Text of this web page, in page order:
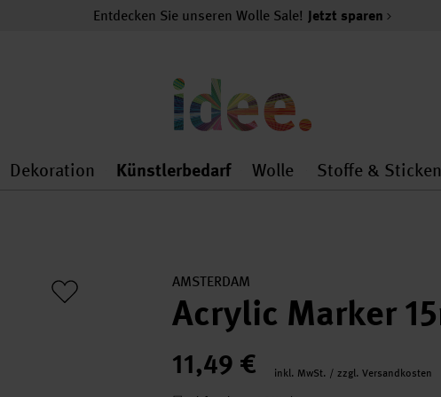
Entdecken Sie unseren Wolle Sale! Jetzt sparen
Party general.openMenu
Dekoration
Dekoration general.openMenu
Künstlerbedarf
Künstlerbedarf
Wolle
Wolle
Stoffe & Sticken
AMSTERDAM
Acrylic Marker
11,49 €
inkl. MwSt. / zzgl. Versandkosten